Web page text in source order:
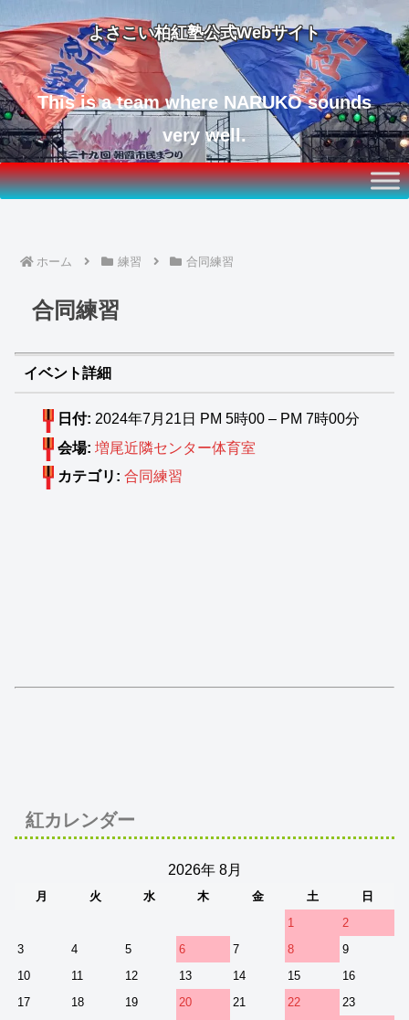
よさこい柏紅塾公式Webサイト
This is a team where NARUKO sounds
very well.
ホーム 練習 合同練習
合同練習
イベント詳細
日付: 2024年7月21日 PM 5時00 – PM 7時00分
会場: 増尾近隣センター体育室
カテゴリ: 合同練習
紅カレンダー
2026年 8月
月 火 水 木 金 土
日
1
2
3
4 5 6 7 8
9
10
11 12 13 14 15
16
17
18 19 20 21 22
23